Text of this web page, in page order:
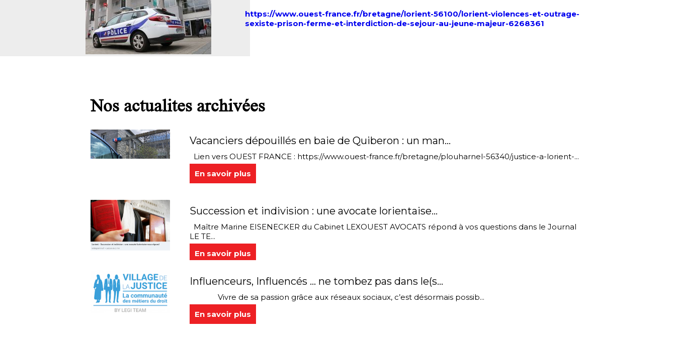
https://www.ouest-france.fr/bretagne/lorient-56100/lorient-violences-et-outrage-
sexiste-prison-ferme-et-interdiction-de-sejour-au-jeune-majeur-6268361
Nos actualites archivées
Vacanciers dépouillés en baie de Quiberon : un man...
Lien vers OUEST FRANCE : https://www.ouest-france.fr/bretagne/plouharnel-56340/justice-a-lorient-...
En savoir plus
Succession et indivision : une avocate lorientaise...
Maître Marine EISENECKER du Cabinet LEXOUEST AVOCATS répond à vos questions dans le Journal
LE TE...
En savoir plus
Influenceurs, Influencés … ne tombez pas dans le(s...
Vivre de sa passion grâce aux réseaux sociaux, c’est désormais possib...
En savoir plus